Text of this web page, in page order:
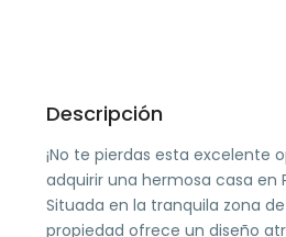
Descripción
¡No te pierdas esta excelente
adquirir una hermosa casa en
Situada en la tranquila zona
propiedad ofrece un diseño